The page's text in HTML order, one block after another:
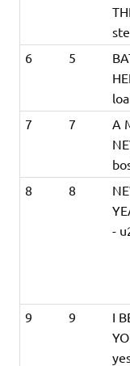
6 5
7 7
A
8 8
-
9 9
I